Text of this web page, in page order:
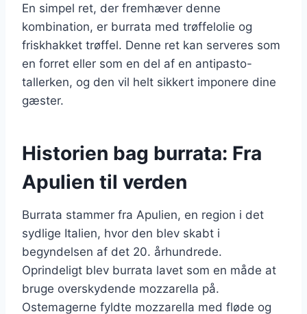
En simpel ret, der fremhæver denne
kombination, er burrata med trøffelolie og
friskhakket trøffel. Denne ret kan serveres som
en forret eller som en del af en antipasto-
tallerken, og den vil helt sikkert imponere dine
gæster.
Historien bag burrata: Fra
Apulien til verden
Burrata stammer fra Apulien, en region i det
sydlige Italien, hvor den blev skabt i
begyndelsen af det 20. århundrede.
Oprindeligt blev burrata lavet som en måde at
bruge overskydende mozzarella på.
Ostemagerne fyldte mozzarella med fløde og